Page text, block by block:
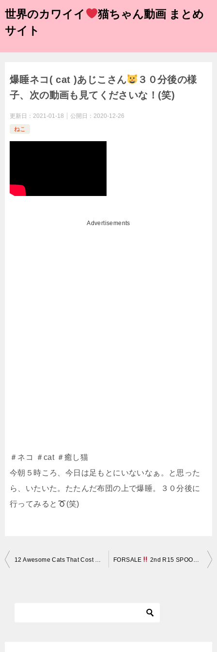
世界のカワイイ
猫ちゃん動画 まとめ
サイト
爆睡ネコ( cat )あじこさん
３０分後の様
子、次の動画も見てくださいな！(笑)
更新日： 2021-01-18 公開日： 2020-12-26
ねこ
Advertisements
＃ネコ ＃cat ＃癒し猫
今朝５時ころ、今日は足もとにいないなぁ。と思った
ら、いたいた。たたんだ布団の上で爆睡。３０分後に
行ってみると
(笑)
投
12 Awesome Cats That Cost a Fortune FORSALE 2nd R15 SPOON – KONDISI 95% ISTIMEWA || (SOLD